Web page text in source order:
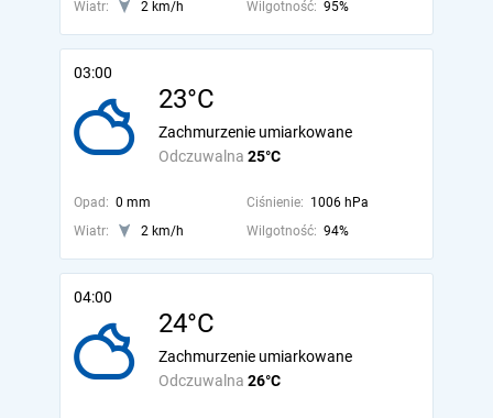
Wiatr:
2 km/h Wilgotność: 95%
03:00
23°C
Odczuwalna 25°C
Zachmurzenie umiarkowane
Opad: 0 mm Ciśnienie: 1006 hPa
Wiatr:
2 km/h Wilgotność: 94%
04:00
24°C
Odczuwalna 26°C
Zachmurzenie umiarkowane